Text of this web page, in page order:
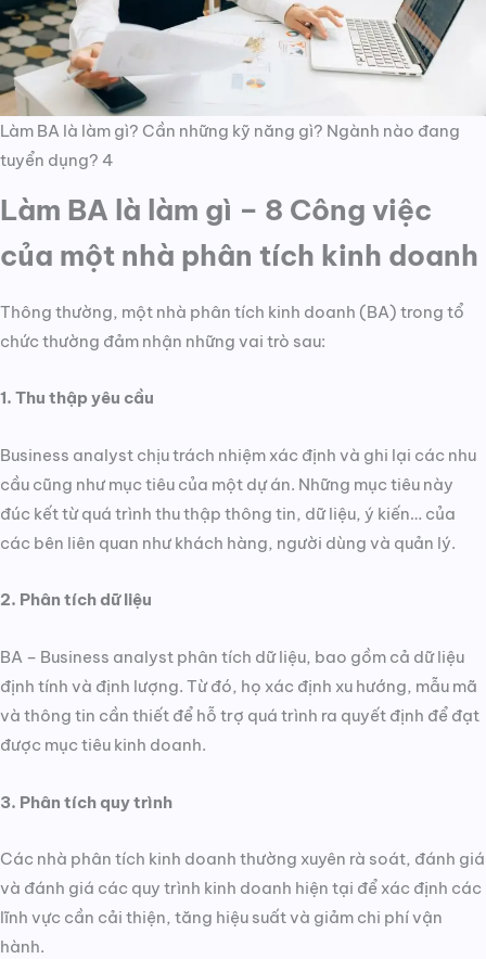
Làm BA là làm gì? Cần những kỹ năng gì? Ngành nào đang
tuyển dụng? 4
Làm BA là làm gì – 8 Công việc
của một nhà phân tích kinh doanh
Thông thường, một nhà phân tích kinh doanh (BA) trong tổ
chức thường đảm nhận những vai trò sau:
1. Thu thập yêu cầu
Business analyst chịu trách nhiệm xác định và ghi lại các nhu
cầu cũng như mục tiêu của một dự án. Những mục tiêu này
đúc kết từ quá trình thu thập thông tin, dữ liệu, ý kiến… của
các bên liên quan như khách hàng, người dùng và quản lý.
2. Phân tích dữ liệu
BA – Business analyst phân tích dữ liệu, bao gồm cả dữ liệu
định tính và định lượng. Từ đó, họ xác định xu hướng, mẫu mã
và thông tin cần thiết để hỗ trợ quá trình ra quyết định để đạt
được mục tiêu kinh doanh.
3. Phân tích quy trình
Các nhà phân tích kinh doanh thường xuyên rà soát, đánh giá
và đánh giá các quy trình kinh doanh hiện tại để xác định các
lĩnh vực cần cải thiện, tăng hiệu suất và giảm chi phí vận
hành.